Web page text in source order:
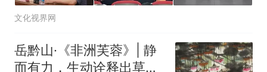
文化视界网
岳黔山·《非洲芙蓉》| 静
而有力，生动诠释出草木